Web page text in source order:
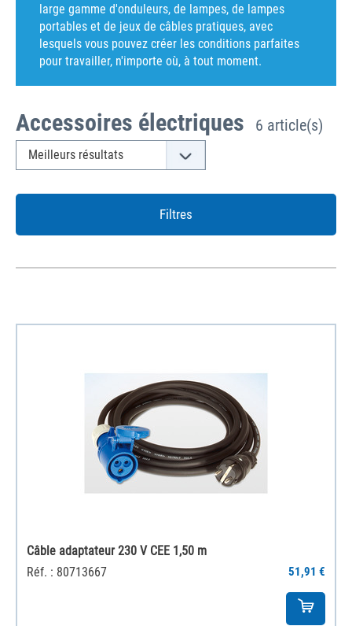
large gamme d'onduleurs, de lampes, de lampes
portables et de jeux de câbles pratiques, avec
lesquels vous pouvez créer les conditions parfaites
pour travailler, n'importe où, à tout moment.
Accessoires électriques 6 article(s)
Filtres
Câble adaptateur 230 V CEE 1,50 m
Réf. : 80713667
51,91 €